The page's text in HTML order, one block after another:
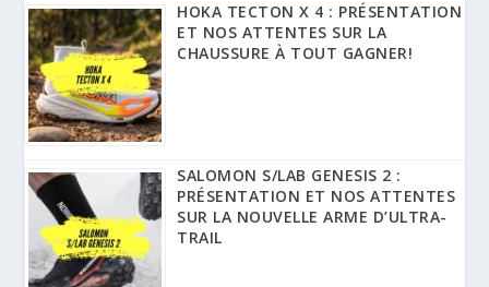
HOKA TECTON X 4 : PRÉSENTATION
ET NOS ATTENTES SUR LA
CHAUSSURE À TOUT GAGNER!
SALOMON S/LAB GENESIS 2 :
PRÉSENTATION ET NOS ATTENTES
SUR LA NOUVELLE ARME D’ULTRA-
TRAIL